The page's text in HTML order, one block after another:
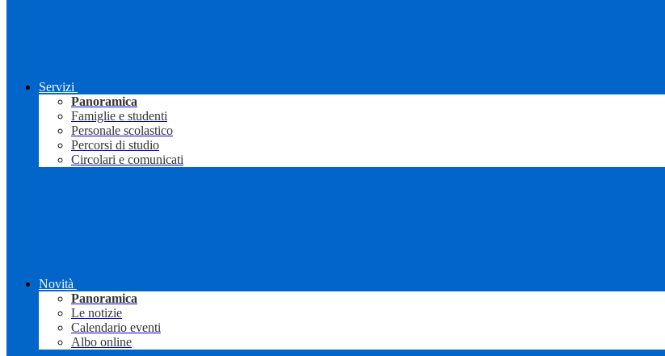
Servizi
Panoramica
Famiglie e studenti
Personale scolastico
Percorsi di studio
Circolari e comunicati
Novità
Panoramica
Le notizie
Calendario eventi
Albo online